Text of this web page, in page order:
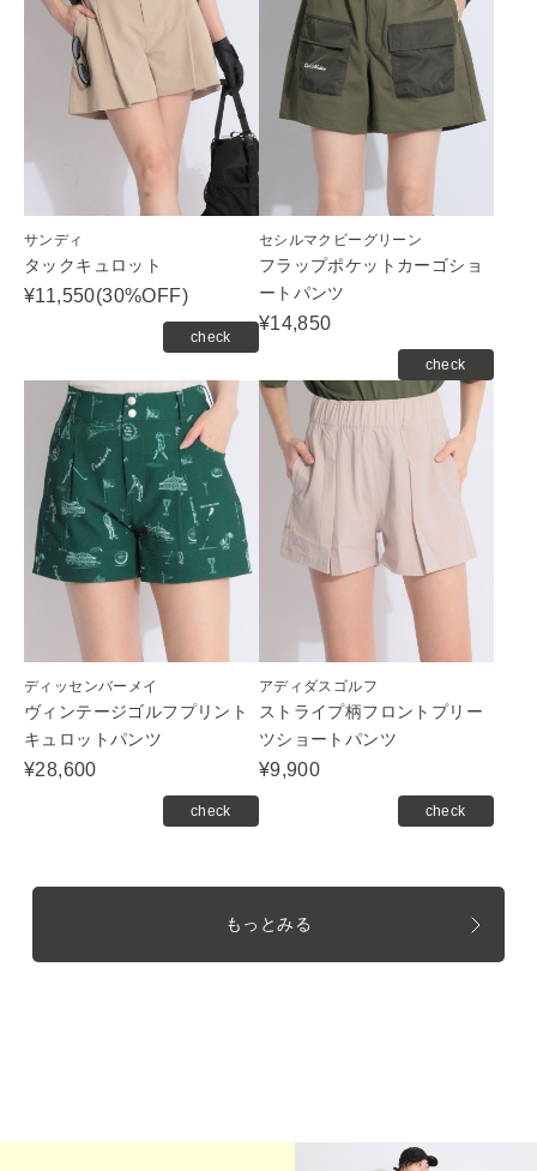
サンディ
タックキュロット
¥11,550(30%OFF)
check
セシルマクビーグリーン
フラップポケットカーゴショ
ートパンツ
¥14,850
check
ディッセンバーメイ
ヴィンテージゴルフプリント
キュロットパンツ
¥28,600
check
アディダスゴルフ
ストライプ柄フロントプリー
ツショートパンツ
¥9,900
check
もっとみる